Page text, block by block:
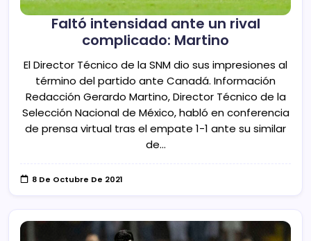
Faltó intensidad ante un rival
complicado: Martino
El Director Técnico de la SNM dio sus impresiones al
término del partido ante Canadá. Información
Redacción Gerardo Martino, Director Técnico de la
Selección Nacional de México, habló en conferencia
de prensa virtual tras el empate 1-1 ante su similar
de…
8 De Octubre De 2021